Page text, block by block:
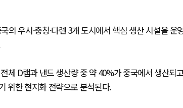
의 우시·충칭·다롄 3개 도시에서 핵심 생산 시설을
체 D램과 낸드 생산량 중 약 40%가 중국에서 생산되
위한 현지화 전략으로 분석된다.